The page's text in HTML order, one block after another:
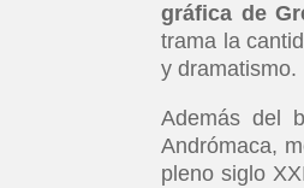
gráfica de
trama la
y dramatismo.
Además del
Andrómaca,
pleno siglo